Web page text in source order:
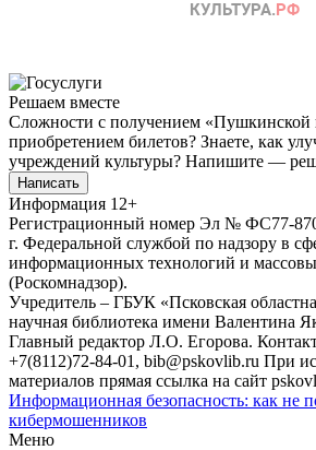
Решаем вместе
Сложности с получением «Пушкинской
приобретением билетов? Знаете, как
учреждений культуры? Напишите —
Написать
Информация 12+
Регистрационный номер Эл № ФС77-
г. Федеральной службой по надзору в
информационных технологий и
(Роскомнадзор).
Учредитель – ГБУК «Псковская
научная библиотека имени Валентина
Главный редактор Л.О. Егорова.
+7(8112)72-84-01, bib@pskovlib.ru При
материалов прямая ссылка на сайт
Информационная безопасность: как не
кибермошенников
Меню